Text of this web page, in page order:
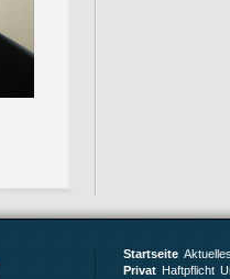
Startseite
Privat Haftpflicht